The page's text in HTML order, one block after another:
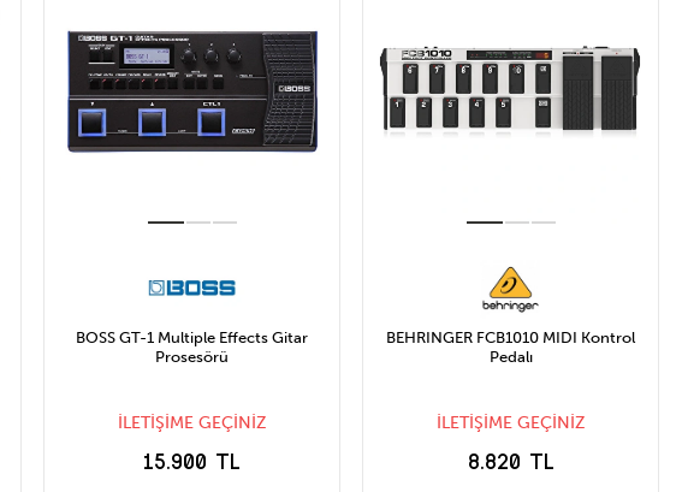
BOSS GT-1 Multiple Effects Gitar
Prosesörü
İLETİŞİME GEÇİNİZ
15.900 TL
BEHRINGER FCB1010 MIDI Kontrol
Pedalı
İLETİŞİME GEÇİNİZ
8.820 TL